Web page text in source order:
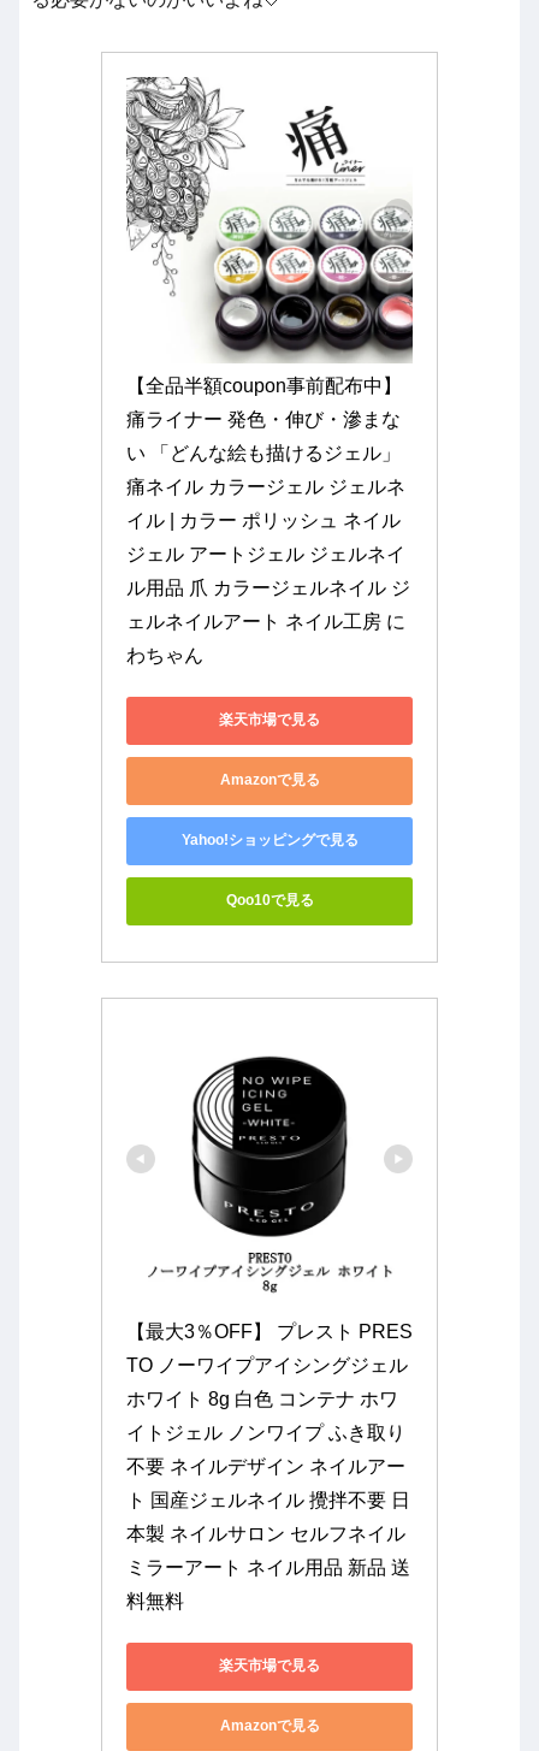
【全品半額coupon事前配布中】
痛ライナー 発色・伸び・滲まな
い 「どんな絵も描けるジェル」
痛ネイル カラージェル ジェルネ
イル | カラー ポリッシュ ネイル
ジェル アートジェル ジェルネイ
ル用品 爪 カラージェルネイル ジ
ェルネイルアート ネイル工房 に
わちゃん
楽天市場で見る
Amazonで見る
Yahoo!ショッピングで見る
Qoo10で見る
【最大3％OFF】 プレスト PRES
TO ノーワイプアイシングジェル
ホワイト 8g 白色 コンテナ ホワ
イトジェル ノンワイプ ふき取り
不要 ネイルデザイン ネイルアー
ト 国産ジェルネイル 攪拌不要 日
本製 ネイルサロン セルフネイル
ミラーアート ネイル用品 新品 送
料無料
楽天市場で見る
Amazonで見る